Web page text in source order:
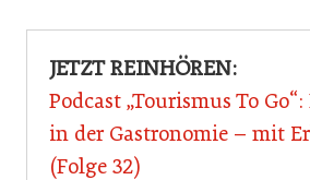
JETZT REINHÖREN:
Podcast „Tourismus To
in der Gastronomie – mit
(Folge 32)